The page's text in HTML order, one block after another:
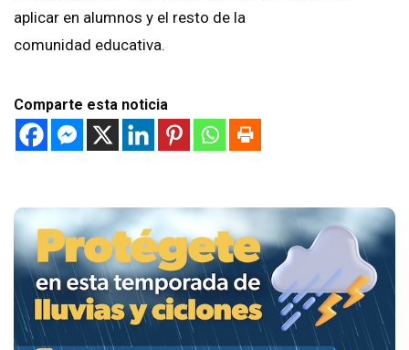
aplicar en alumnos y el resto de la
comunidad educativa.
Comparte esta noticia